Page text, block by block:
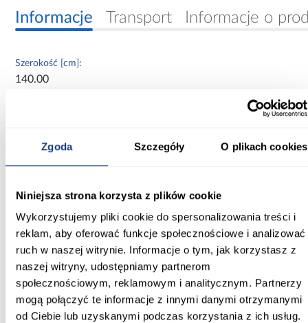
Zgoda Szczegóły O plikach cookies
Niniejsza strona korzysta z plików cookie
Wykorzystujemy pliki cookie do spersonalizowania treści i
reklam, aby oferować funkcje społecznościowe i analizować
ruch w naszej witrynie. Informacje o tym, jak korzystasz z
naszej witryny, udostępniamy partnerom
społecznościowym, reklamowym i analitycznym. Partnerzy
mogą połączyć te informacje z innymi danymi otrzymanymi
od Ciebie lub uzyskanymi podczas korzystania z ich usług.
Informacje Transport Informacje o
Szerokość [cm]:
140.00
Wysokość [cm]:
245.50
Kolor frontów:
biały
Kolor korpusu:
Wybarwienie:
białe